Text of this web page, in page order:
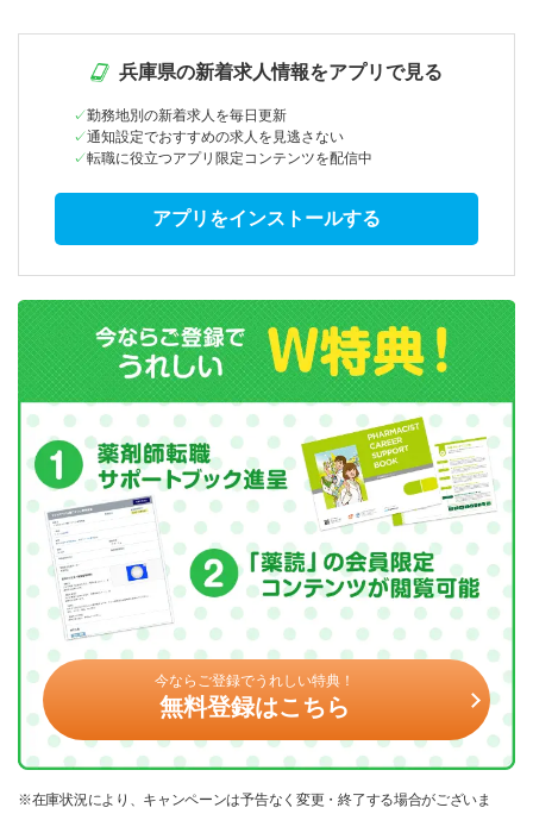
兵庫県の新着求人情報をアプリで見る
勤務地別の新着求人を毎日更新
通知設定でおすすめの求人を見逃さない
転職に役立つアプリ限定コンテンツを配信中
アプリをインストールする
今ならご登録でうれしい特典！
無料登録はこちら
※在庫状況により、キャンペーンは予告なく変更・終了する場合がございま